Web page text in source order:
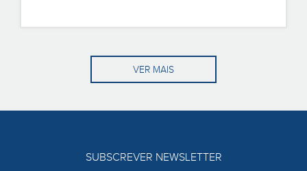
VER MAIS
SUBSCREVER NEWSLETTER